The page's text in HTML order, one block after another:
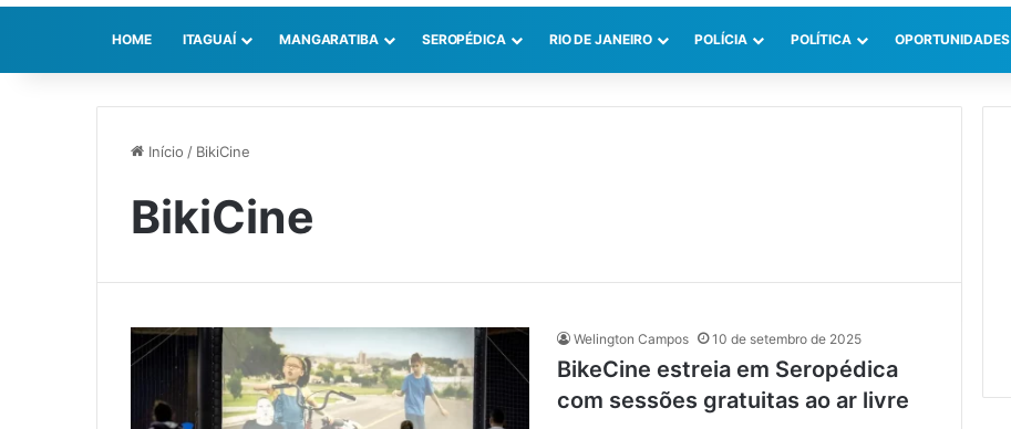
HOME ITAGUAÍ MANGARATIBA SEROPÉDICA RIO DE JANEIRO POLÍCIA POLÍTICA OPORTUNIDADES
Início / BikiCine
BikiCine
Welington Campos 10 de setembro de 2025
BikeCine estreia em Seropédica
com sessões gratuitas ao ar livre